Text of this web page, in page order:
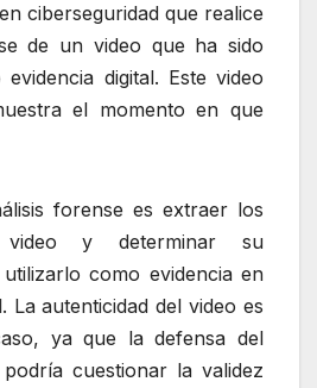
ciberseguridad que realice
de un video que ha sido
digital. Este video
el momento en que
forense es extraer los
video y determinar su
como evidencia en
La autenticidad del video es
ya que la defensa del
cuestionar la validez